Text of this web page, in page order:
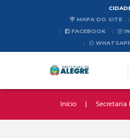
MAPA DO SITE
FACEBOOK
Início Secretaria